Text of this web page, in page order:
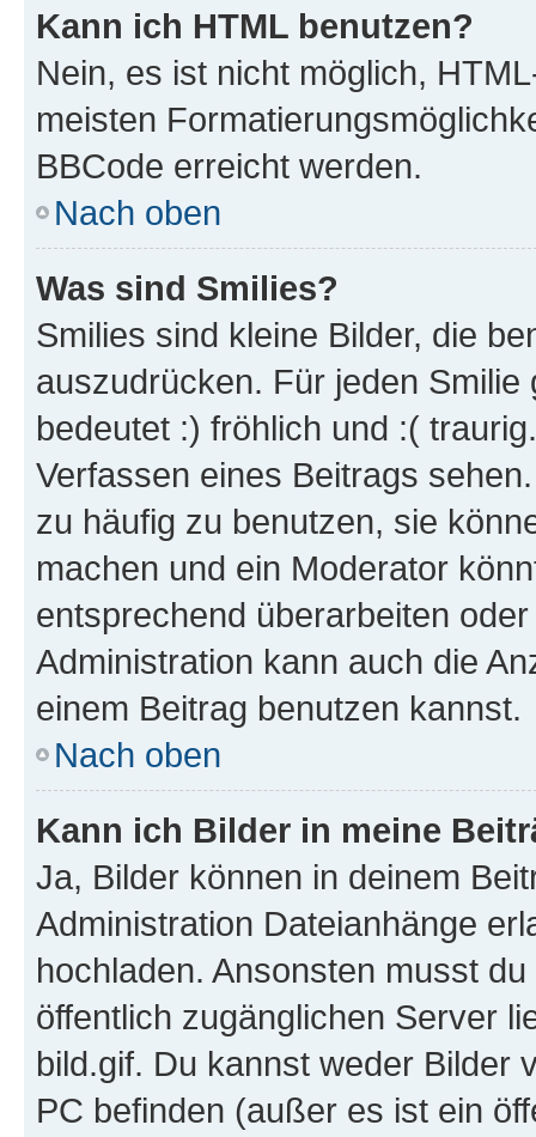
Kann ich HTML benutzen?
Nein, es ist nicht möglich,
meisten
BBCode erreicht werden.
Nach oben
Was sind Smilies?
Smilies sind kleine Bilder, die
auszudrücken. Für jeden
bedeutet :) fröhlich und :(
Verfassen eines Beitrags
zu häufig zu benutzen, sie
machen und ein Moderator
entsprechend überarbeiten
Administration kann auch die
einem Beitrag benutzen kannst.
Nach oben
Kann ich Bilder in meine
Ja, Bilder können in deinem
Administration Dateianhänge
hochladen. Ansonsten musst
öffentlich zugänglichen Server
bild.gif. Du kannst weder Bilder
PC befinden (außer es ist ein